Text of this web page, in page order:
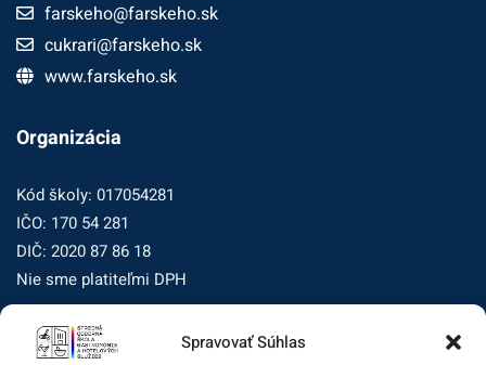
Spravovať Súhlas
farskeho@farskeho.sk
cukrari@farskeho.sk
www.farskeho.sk
Organizácia
Kód školy: 017054281
IČO: 170 54 281
DIČ: 2020 87 86 18
Nie sme platiteľmi DPH
Zásady ochrany osobných údajov